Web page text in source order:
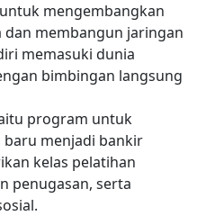
mengembangkan
membangun jaringan
memasuki dunia
bimbingan langsung
program untuk
menjadi bankir
kelas pelatihan
penugasan, serta